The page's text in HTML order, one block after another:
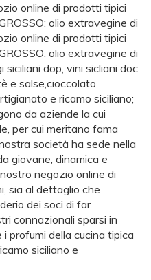
online di prodotti tipici
olio extravegine di
online di prodotti tipici
olio extravegine di
dop, vini sicliani doc
e salse,cioccolato
e ricamo siciliano;
da aziende la cui
per cui meritano fama
società ha sede nella
giovane, dinamica e
negozio online di
sia al dettaglio che
dei soci di far
connazionali sparsi in
profumi della cucina tipica
siciliano e